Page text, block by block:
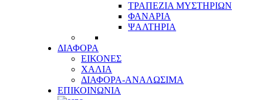
ΤΡΑΠΕΖΙΑ ΜΥΣΤΗΡΙΩΝ
ΦΑΝΑΡΙΑ
ΨΑΛΤΗΡΙΑ
ΔΙΑΦΟΡΑ
ΕΙΚΟΝΕΣ
ΧΑΛΙΑ
ΔΙΑΦΟΡΑ-ΑΝΑΛΩΣΙΜΑ
ΕΠΙΚΟΙΝΩΝΙΑ